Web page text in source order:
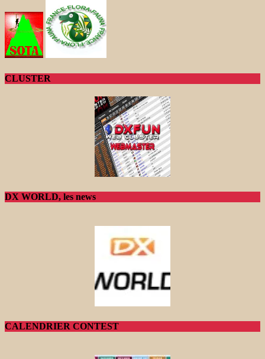
CLUSTER
DX WORLD, les news
CALENDRIER CONTEST